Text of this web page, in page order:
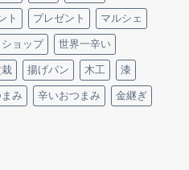
ト プレゼント マルシェ
ョップ 世界一辛い
揚げパン 木工 漆
み 辛いおつまみ 金継ぎ